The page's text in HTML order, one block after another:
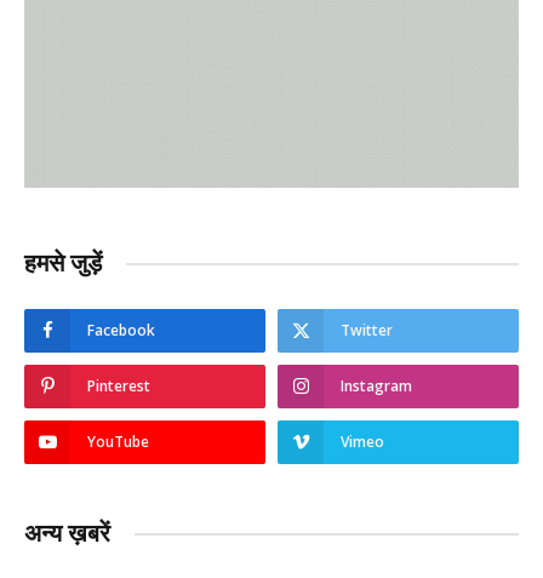
हमसे जुड़ें
Facebook Twitter
Pinterest Instagram
YouTube Vimeo
अन्य ख़बरें